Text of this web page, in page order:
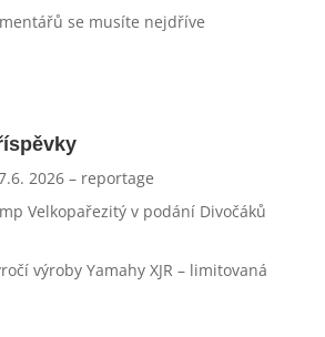
se musíte nejdříve
2026 – reportage
Velkopařezitý v podání Divočáků
výroby Yamahy XJR – limitovaná